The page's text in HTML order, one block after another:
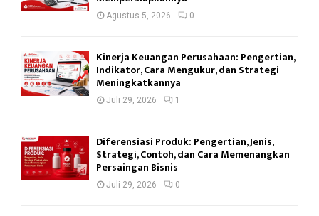
Agustus 5, 2026 0
Kinerja Keuangan Perusahaan: Pengertian,
Indikator, Cara Mengukur, dan Strategi
Meningkatkannya
Juli 29, 2026 1
Diferensiasi Produk: Pengertian, Jenis,
Strategi, Contoh, dan Cara Memenangkan
Persaingan Bisnis
Juli 29, 2026 0